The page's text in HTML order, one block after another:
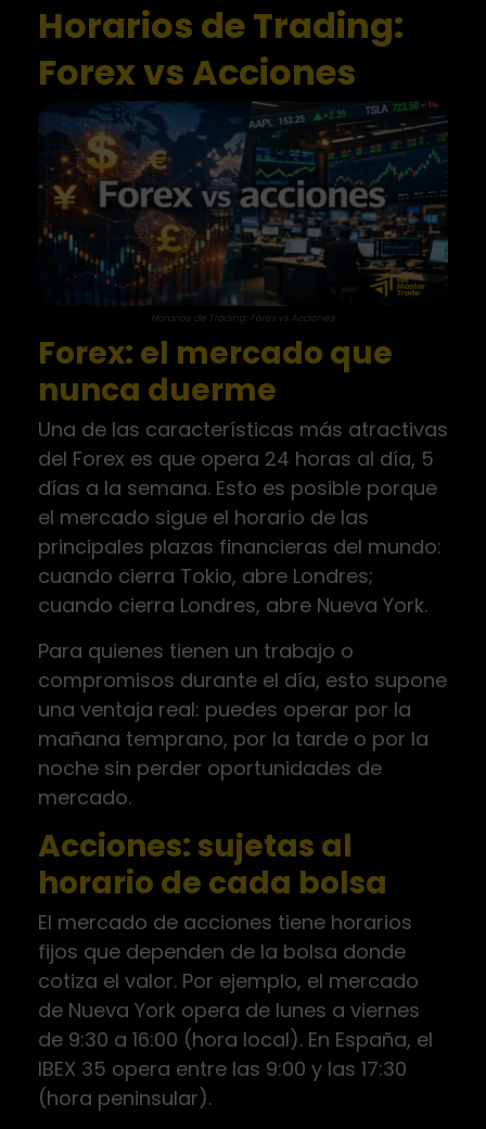
Horarios de Trading:
Forex vs Acciones
Horarios de Trading: Forex vs Acciones
Forex: el mercado que
nunca duerme
Una de las características más atractivas
del Forex es que opera 24 horas al día, 5
días a la semana. Esto es posible porque
el mercado sigue el horario de las
principales plazas financieras del mundo:
cuando cierra Tokio, abre Londres;
cuando cierra Londres, abre Nueva York.
Para quienes tienen un trabajo o
compromisos durante el día, esto supone
una ventaja real: puedes operar por la
mañana temprano, por la tarde o por la
noche sin perder oportunidades de
mercado.
Acciones: sujetas al
horario de cada bolsa
El mercado de acciones tiene horarios
fijos que dependen de la bolsa donde
cotiza el valor. Por ejemplo, el mercado
de Nueva York opera de lunes a viernes
de 9:30 a 16:00 (hora local). En España, el
IBEX 35 opera entre las 9:00 y las 17:30
(hora peninsular).